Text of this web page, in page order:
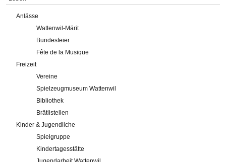
Anlässe
Wattenwil-Märit
Bundesfeier
Fête de la Musique
Freizeit
Vereine
Spielzeugmuseum Wattenwil
Bibliothek
Brätlistellen
Kinder & Jugendliche
Spielgruppe
Kindertagesstätte